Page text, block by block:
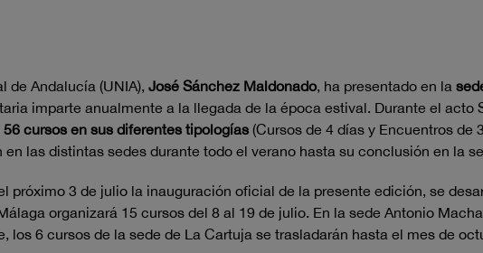
de Andalucía (UNIA), José Sánchez Maldonado, ha presentado en la
imparte anualmente a la llegada de la época estival. Durante el acto
56 cursos en sus diferentes tipologías (Cursos de 4 días y Encuentros de
en las distintas sedes durante todo el verano hasta su conclusión en la
próximo 3 de julio la inauguración oficial de la presente edición, se
organizará 15 cursos del 8 al 19 de julio. En la sede Antonio
los 6 cursos de la sede de La Cartuja se trasladarán hasta el mes de